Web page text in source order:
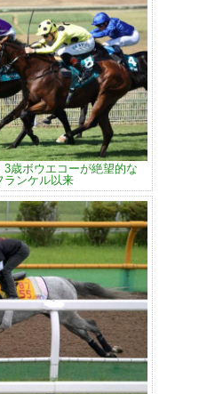
3歳ボウエコーが絶望的な
ンケル以来